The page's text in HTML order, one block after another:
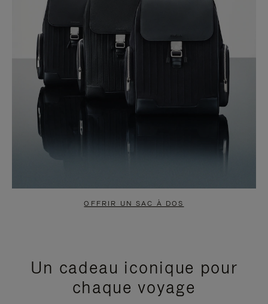
OFFRIR UN SAC À DOS
Un cadeau iconique pour
chaque voyage